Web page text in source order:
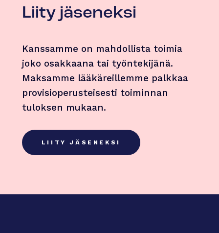
Liity jäseneksi
Kanssamme on mahdollista toimia
joko osakkaana tai työntekijänä.
Maksamme lääkäreillemme palkkaa
provisioperusteisesti toiminnan
tuloksen mukaan.
LIITY JÄSENEKSI